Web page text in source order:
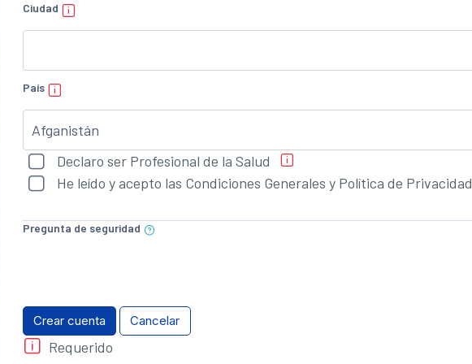
Ciudad
País
Declaro ser Profesional de la Salud
He leído y acepto las Condiciones Generales y Política de Privacidad
Pregunta de seguridad
Requerido